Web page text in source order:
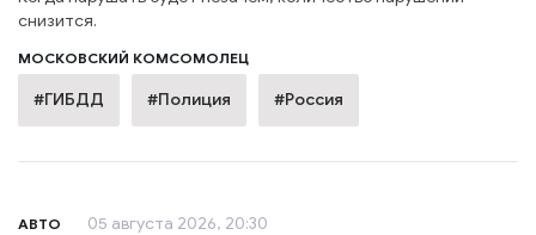
снизится.
МОСКОВСКИЙ КОМСОМОЛЕЦ
#ГИБДД #Полиция #Россия
АВТО 05 августа 2026, 20:30